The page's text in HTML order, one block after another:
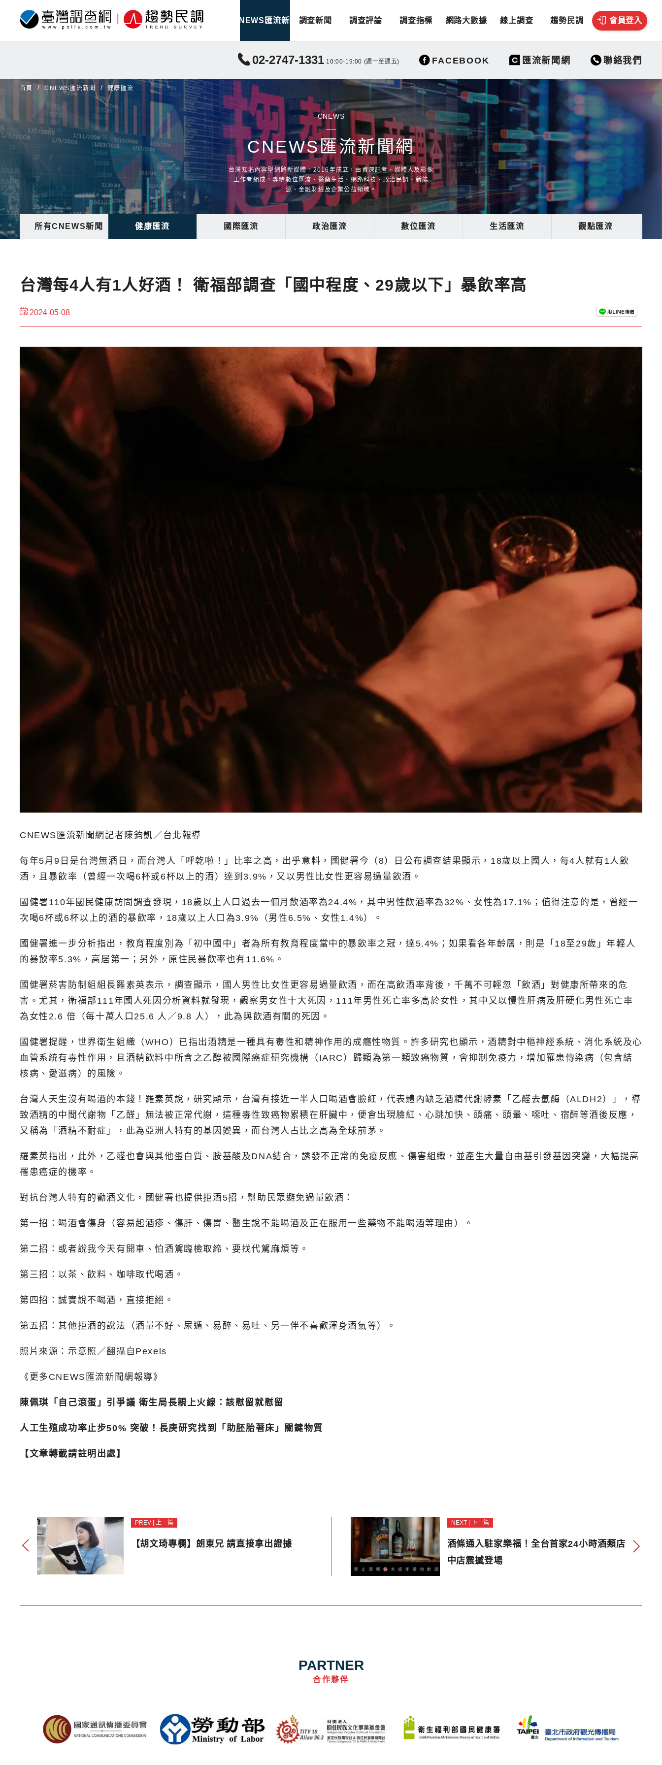
CNEWS匯流新聞 調查新聞 調查評論 調查指標 網路大數據 線上調查 趨勢民調 會員登入
02-2747-1331 10:00-19:00 (週一至週五) FACEBOOK 匯流新聞網 聯絡我們
首頁 CNEWS匯流新聞 健康匯流
CNEWS
CNEWS匯流新聞網
台灣知名內容型網路新媒體，2016年成立，由資深記者、媒體人及影像
工作者組成，專精數位匯流、醫藥生活、網路科技、政治民調、新能
源、金融財經及企業公益領域。
所有CNEWS新聞 健康匯流 國際匯流 政治匯流 數位匯流 生活匯流 觀點匯流
台灣每4人有1人好酒！ 衛福部調查「國中程度、29歲以下」暴飲率高
2024-05-08
CNEWS匯流新聞網記者陳鈞凱／台北報導
每年5月9日是台灣無酒日，而台灣人「呼乾啦！」比率之高，出乎意料，國健署今（8）日公布調查結果顯示，18歲以上國人，每4人就有1人飲
酒，且暴飲率（曾經一次喝6杯或6杯以上的酒）達到3.9%，又以男性比女性更容易過量飲酒。
國健署110年國民健康訪問調查發現，18歲以上人口過去一個月飲酒率為24.4%，其中男性飲酒率為32%、女性為17.1%；值得注意的是，曾經一
次喝6杯或6杯以上的酒的暴飲率，18歲以上人口為3.9%（男性6.5%、女性1.4%）。
國健署進一步分析指出，教育程度別為「初中國中」者為所有教育程度當中的暴飲率之冠，達5.4%；如果看各年齡層，則是「18至29歲」年輕人
的暴飲率5.3%，高居第一；另外，原住民暴飲率也有11.6%。
國健署菸害防制組組長羅素英表示，調查顯示，國人男性比女性更容易過量飲酒，而在高飲酒率背後，千萬不可輕忽「飲酒」對健康所帶來的危
害。尤其，衛福部111年國人死因分析資料就發現，觀察男女性十大死因，111年男性死亡率多高於女性，其中又以慢性肝病及肝硬化男性死亡率
為女性2.6 倍（每十萬人口25.6 人／9.8 人），此為與飲酒有關的死因。
國健署提醒，世界衛生組織（WHO）已指出酒精是一種具有毒性和精神作用的成癮性物質。許多研究也顯示，酒精對中樞神經系統、消化系統及心
血管系統有毒性作用，且酒精飲料中所含之乙醇被國際癌症研究機構（IARC）歸類為第一類致癌物質，會抑制免疫力，增加罹患傳染病（包含結
核病、愛滋病）的風險。
台灣人天生沒有喝酒的本錢！羅素英說，研究顯示，台灣有接近一半人口喝酒會臉紅，代表體內缺乏酒精代謝酵素「乙醛去氫酶（ALDH2）」，導
致酒精的中間代謝物「乙醛」無法被正常代謝，這種毒性致癌物累積在肝臟中，便會出現臉紅、心跳加快、頭痛、頭暈、噁吐、宿醉等酒後反應，
又稱為「酒精不耐症」，此為亞洲人特有的基因變異，而台灣人占比之高為全球前茅。
羅素英指出，此外，乙醛也會與其他蛋白質、胺基酸及DNA結合，誘發不正常的免疫反應、傷害組織，並產生大量自由基引發基因突變，大幅提高
罹患癌症的機率。
對抗台灣人特有的勸酒文化，國健署也提供拒酒5招，幫助民眾避免過量飲酒：
第一招：喝酒會傷身（容易起酒疹、傷肝、傷胃、醫生說不能喝酒及正在服用一些藥物不能喝酒等理由）。
第二招：或者說我今天有開車、怕酒駕臨檢取締、要找代駕麻煩等。
第三招：以茶、飲料、咖啡取代喝酒。
第四招：誠實說不喝酒，直接拒絕。
第五招：其他拒酒的說法（酒量不好、尿遁、易醉、易吐、另一伴不喜歡渾身酒氣等）。
照片來源：示意照／翻攝自Pexels
《更多CNEWS匯流新聞網報導》
陳佩琪「自己滾蛋」引爭議 衛生局長親上火線：該慰留就慰留
人工生殖成功率止步50% 突破！長庚研究找到「助胚胎著床」關鍵物質
【文章轉載請註明出處】
PREV | 上一篇
【胡文琦專欄】朗東兄 請直接拿出證據
NEXT | 下一篇
酒條通入駐家樂福！全台首家24小時酒類店
中店震撼登場
PARTNER
合作夥伴